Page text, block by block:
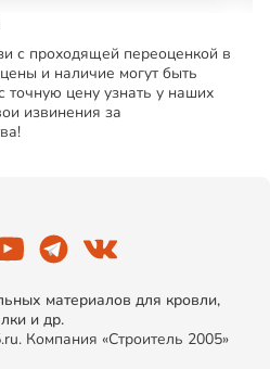
с проходящей переоценкой в
и наличие могут быть
цену узнать у наших
извинения за
материалов для кровли,
и др.
Компания «Строитель 2005»